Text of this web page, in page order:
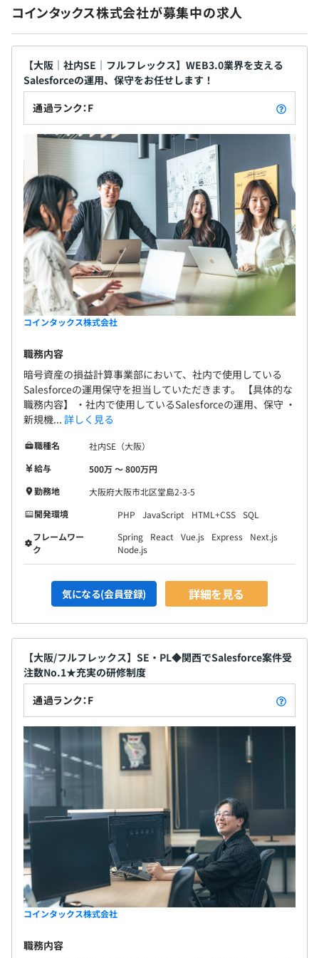
Apex／Visualforce／フロントエンド／Datacloud／
HTML／CSS／JavaScript／PHP／SQL／Spring
Framework／Spring Boot／React／Next.js／Vue.js／
Node.js／Express／AWS／Firebase／Docker／Github
Actions／Git／GitHub／VSCode／IntelliJ／Android
Studio／Xcode など
▼対応経験のある業種
製造業／人材紹介／窓口／不動産／SaaS／コンサル／不
用品回収／グローバル企業／介護施設のレンタル／飲食／
コールセンター／空港／資産コンサル／セミナー／ヘルス
ケア／人材派遣／医療レセプションシステム／シェアオフ
ィス／貸し会議室／抽選式場
入社後わずか3カ月でマネジャーになったメンバーもいる
ャリアアップを目指せます。
◼︎全社：75名（業務委託を含む）
◎20代〜30代の若いエンジニア多数活躍中
◎中途入社が8.5割以上／男女比6：4
昇給：年3回
社会保険完備（健康保険・厚生年金加入・雇用保険・労災
保険）
無期雇用
6カ月（条件などの変更はありません。給与のみ変更とな
る場合がございます。）
コインタックス株式会社が募集中の求人
【大阪｜社内SE｜フルフレックス】WEB3.0業界を支える
Salesforceの運用、保守をお任せします！
通過ランク：F
コインタックス株式会社
職務内容
暗号資産の損益計算事業部において、社内で使用している
Salesforceの運用保守を担当していただきます。 【具体的な
職務内容】 ・社内で使用しているSalesforceの運用、保守 ・
新規機... 詳しく見る
職種名
社内SE（大阪）
給与
500万 〜 800万円
勤務地
大阪府大阪市北区堂島2-3-5
開発環境
PHP JavaScript HTML+CSS SQL
フレームワー
ク
Spring React Vue.js Express
Next.js
Node.js
気になる(会員登録) 詳細を見る
【大阪/フルフレックス】SE・PL◆関西でSalesforce案件受
注数No.1★充実の研修制度
通過ランク：F
コインタックス株式会社
職務内容